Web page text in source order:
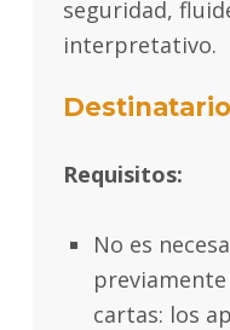
seguridad,
interpretativo.
Requisitos:
No es
cartas: los